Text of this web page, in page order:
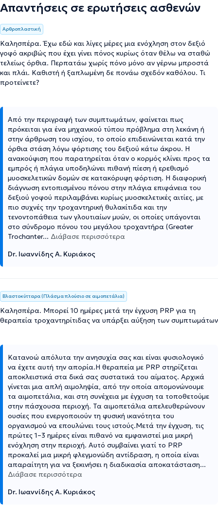
Απαντήσεις σε ερωτήσεις ασθενών
Αρθροπλαστική
Καλησπέρα. Έχω εδώ και λίγες μέρες μια ενόχληση στον δεξιό
γοφό ακριβώς που έχει γίνει πόνος κυρίως όταν θέλω να σταθώ
τελείως όρθια. Περπατάω χωρίς πόνο μόνο αν γέρνω μπροστά
και πλάι. Καθιστή ή ξαπλωμένη δε πονάω σχεδόν καθόλου. Τι
προτείνετε?
Από την περιγραφή των συμπτωμάτων, φαίνεται πως
πρόκειται για ένα μηχανικού τύπου πρόβλημα στη λεκάνη ή
στην άρθρωση του ισχίου, το οποίο επιδεινώνεται κατά την
όρθια στάση λόγω φόρτισης του δεξιού κάτω άκρου. Η
ανακούφιση που παρατηρείται όταν ο κορμός κλίνει προς τα
εμπρός ή πλάγια υποδηλώνει πιθανή πίεση ή ερεθισμό
μυοσκελετικών δομών σε κατακόρυφη φόρτιση. Η διαφορική
διάγνωση εντοπισμένου πόνου στην πλάγια επιφάνεια του
δεξιού γοφού περιλαμβάνει κυρίως μυοσκελετικές αιτίες, με
πιο συχνές την τροχαντηρική θυλακίτιδα και την
τενοντοπάθεια των γλουτιαίων μυών, οι οποίες υπάγονται
στο σύνδρομο πόνου του μεγάλου τροχαντήρα (Greater
Trochanter... Διάβασε περισσότερα
Dr. Ιωαννίδης A. Κυριάκος
Βλαστοκύτταρα (Πλάσμα πλούσιο σε αιμοπετάλια)
Καλησπέρα. Μπορεί 10 ημέρες μετά την έγχυση PRP για τη
θεραπεία τροχαντηρίτιδας να υπάρξει αύξηση των συμπτωμάτων
Κατανοώ απόλυτα την ανησυχία σας και είναι φυσιολογικό
να έχετε αυτή την απορία.Η θεραπεία με PRP στηρίζεται
αποκλειστικά στα δικά σας συστατικά του αίματος. Αρχικά
γίνεται μια απλή αιμοληψία, από την οποία απομονώνουμε
τα αιμοπετάλια, και στη συνέχεια με έγχυση τα τοποθετούμε
στην πάσχουσα περιοχή. Τα αιμοπετάλια απελευθερώνουν
ουσίες που ενεργοποιούν τη φυσική ικανότητα του
οργανισμού να επουλώνει τους ιστούς.Μετά την έγχυση, τις
πρώτες 1–3 ημέρες είναι πιθανό να εμφανιστεί μια μικρή
ενόχληση στην περιοχή. Αυτό συμβαίνει γιατί το PRP
προκαλεί μια μικρή φλεγμονώδη αντίδραση, η οποία είναι
απαραίτητη για να ξεκινήσει η διαδικασία αποκατάσταση...
Διάβασε περισσότερα
Dr. Ιωαννίδης A. Κυριάκος